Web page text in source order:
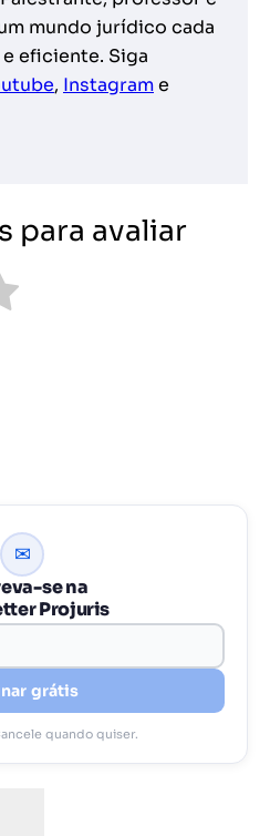
mundo jurídico cada
eficiente. Siga
, Instagrame
para avaliar
✉
se na
Projuris
grátis
quando quiser.